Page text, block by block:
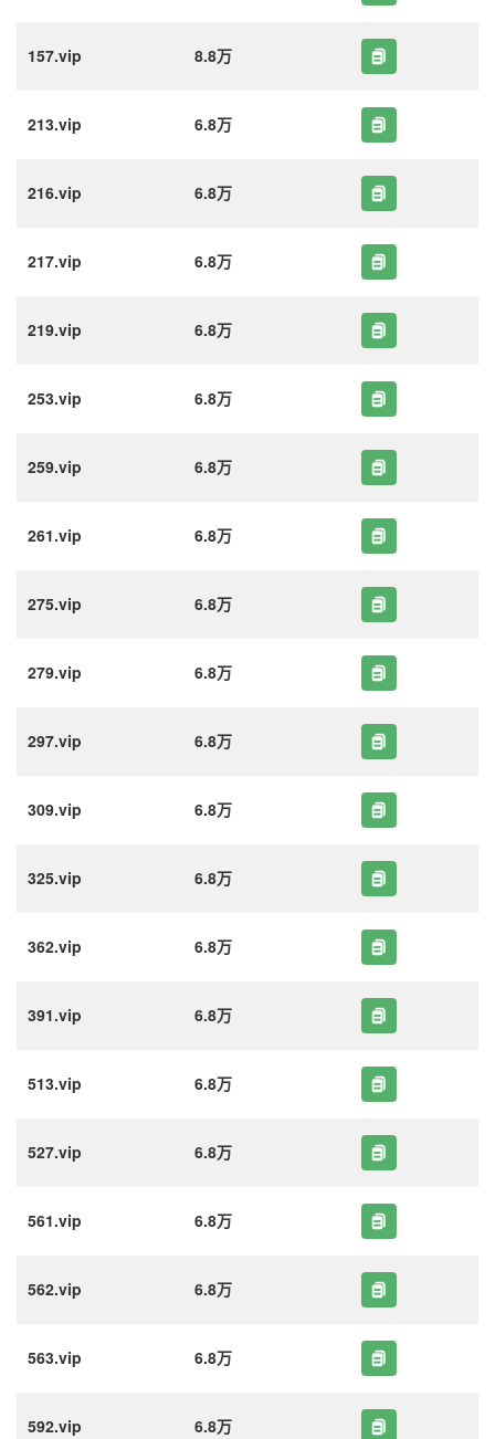
157.vip 8.8万
213.vip 6.8万
216.vip 6.8万
217.vip 6.8万
219.vip 6.8万
253.vip 6.8万
259.vip 6.8万
261.vip 6.8万
275.vip 6.8万
279.vip 6.8万
297.vip 6.8万
309.vip 6.8万
325.vip 6.8万
362.vip 6.8万
391.vip 6.8万
513.vip 6.8万
527.vip 6.8万
561.vip 6.8万
562.vip 6.8万
563.vip 6.8万
592.vip 6.8万